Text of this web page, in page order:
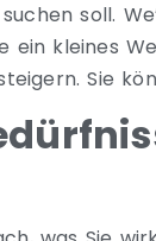
soll.
ein kleines
Sie